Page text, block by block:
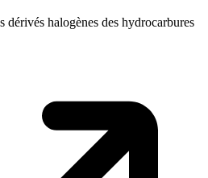
dérivés halogènes des hydrocarbures